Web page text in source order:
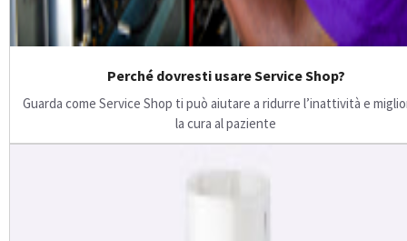
Perché dovresti usare Service Shop?
Guarda come Service Shop ti può aiutare a ridurre l’inattività e
la cura al paziente